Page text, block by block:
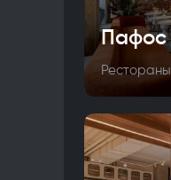
Пафос
Рестораны